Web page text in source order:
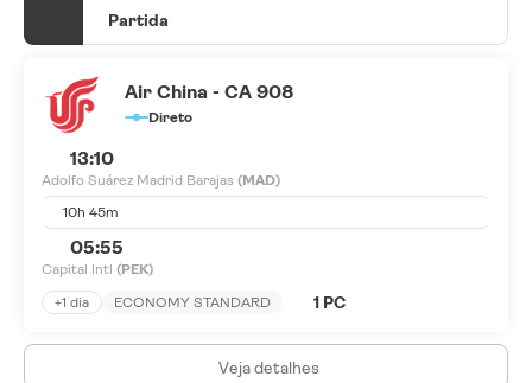
Partida
Air China - CA 908
Direto
13:10
Adolfo Suárez Madrid Barajas (MAD)
10h 45m
05:55
Capital Intl (PEK)
+1 dia
ECONOMY STANDARD 1 PC
Veja detalhes